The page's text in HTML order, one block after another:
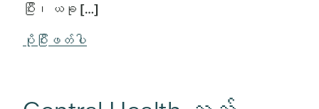
ပြီး၊ ယခု […]
ပိုပြီးဖတ်ပါ